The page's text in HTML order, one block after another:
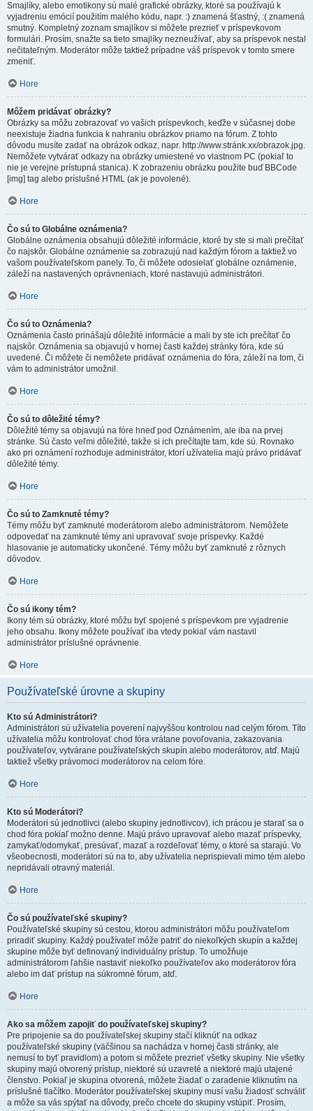
Smajlíky, alebo emotikony sú malé grafické obrázky, ktoré sa používajú k
vyjadreniu emócií použitím malého kódu, napr. :) znamená šťastný, :( znamená
smutný. Kompletný zoznam smajlíkov si môžete prezrieť v príspevkovom
formulári. Prosím, snažte sa tieto smajlíky nezneužívať, aby sa príspevok nestal
nečitateľným. Moderátor môže taktiež prípadne váš príspevok v tomto smere
zmeniť.
Hore
Môžem pridávať obrázky?
Obrázky sa môžu zobrazovať vo vašich príspevkoch, keďže v súčasnej dobe
neexistuje žiadna funkcia k nahraniu obrázkov priamo na fórum. Z tohto
dôvodu musíte zadať na obrázok odkaz, napr. http://www.stránk.xx/obrazok.jpg.
Nemôžete vytvárať odkazy na obrázky umiestené vo vlastnom PC (pokiaľ to
nie je verejne prístupná stanica). K zobrazeniu obrázku použite buď BBCode
[img] tag alebo príslušné HTML (ak je povolené).
Hore
Čo sú to Globálne oznámenia?
Globálne oznámenia obsahujú dôležité informácie, ktoré by ste si mali prečítať
čo najskôr. Globálne oznámenie sa zobrazujú nad každým fórom a taktiež vo
vašom používateľskom panely. To, či môžete odosielať globálne oznámenie,
záleží na nastavených oprávneniach, ktoré nastavujú administrátori.
Hore
Čo sú to Oznámenia?
Oznámenia často prinášajú dôležité informácie a mali by ste ich prečítať čo
najskôr. Oznámenia sa objavujú v hornej časti každej stránky fóra, kde sú
uvedené. Či môžete či nemôžete pridávať oznámenia do fóra, záleží na tom, či
vám to administrátor umožnil.
Hore
Čo sú to dôležité témy?
Dôležité témy sa objavujú na fóre hneď pod Oznámením, ale iba na prvej
stránke. Sú často veľmi dôležité, takže si ich prečítajte tam, kde sú. Rovnako
ako pri oznámení rozhoduje administrátor, ktorí užívatelia majú právo pridávať
dôležité témy.
Hore
Čo sú to Zamknuté témy?
Témy môžu byť zamknuté moderátorom alebo administrátorom. Nemôžete
odpovedať na zamknuté témy ani upravovať svoje príspevky. Každé
hlasovanie je automaticky ukončené. Témy môžu byť zamknuté z rôznych
dôvodov.
Hore
Čo sú ikony tém?
Ikony tém sú obrázky, ktoré môžu byť spojené s príspevkom pre vyjadrenie
jeho obsahu. Ikony môžete používať iba vtedy pokiaľ vám nastavil
administrátor príslušné oprávnenie.
Hore
Používateľské úrovne a skupiny
Kto sú Administrátori?
Administrátori sú užívatelia poverení najvyššou kontrolou nad celým fórom. Títo
užívatelia môžu kontrolovať chod fóra vrátane povoľovania, zakazovania
používateľov, vytvárane používateľských skupín alebo moderátorov, atď. Majú
taktiež všetky právomoci moderátorov na celom fóre.
Hore
Kto sú Moderátori?
Moderátori sú jednotlivci (alebo skupiny jednotlivcov), ich prácou je starať sa o
chod fóra pokiaľ možno denne. Majú právo upravovať alebo mazať príspevky,
zamykať/odomykať, presúvať, mazať a rozdeľovať témy, o ktoré sa starajú. Vo
všeobecnosti, moderátori sú na to, aby užívatelia neprispievali mimo tém alebo
nepridávali otravný materiál.
Hore
Čo sú používateľské skupiny?
Používateľské skupiny sú cestou, ktorou administrátori môžu používateľom
priradiť skupiny. Každý používateľ môže patriť do niekoľkých skupín a každej
skupine môže byť definovaný individuálny prístup. To umožňuje
administrátorom ľahšie nastaviť niekoľko používateľov ako moderátorov fóra
alebo im dať prístup na súkromné fórum, atď.
Hore
Ako sa môžem zapojiť do používateľskej skupiny?
Pre pripojenie sa do používateľskej skupiny stačí kliknúť na odkaz
používateľské skupiny (väčšinou sa nachádza v hornej časti stránky, ale
nemusí to byť pravidlom) a potom si môžete prezrieť všetky skupiny. Nie všetky
skupiny majú otvorený prístup, niektoré sú uzavreté a niektoré majú utajené
členstvo. Pokiaľ je skupina otvorená, môžete žiadať o zaradenie kliknutím na
príslušné tlačítko. Moderátor používateľskej skupiny musí vašu žiadosť schváliť
a môže sa vás spýtať na dôvody, prečo chcete do skupiny vstúpiť. Prosím,